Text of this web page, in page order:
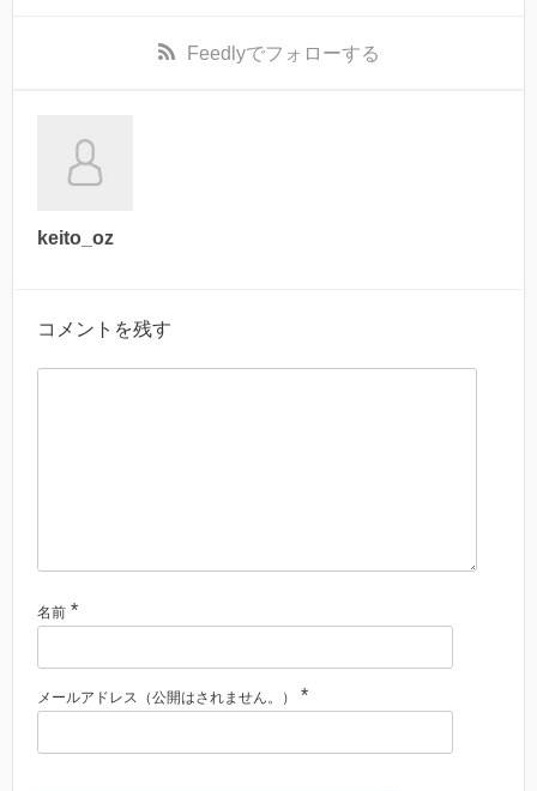
Feedlyでフォローする
keito_oz
コメントを残す
名前 *
メールアドレス（公開はされません。） *